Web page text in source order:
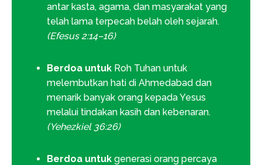
antar kasta, agama, dan masyarakat yang
telah lama terpecah belah oleh sejarah.
(Efesus 2:14–16)
Berdoa untuk Roh Tuhan untuk
melembutkan hati di Ahmedabad dan
menarik banyak orang kepada Yesus
melalui tindakan kasih dan kebenaran.
(Yehezkiel 36:26)
Berdoa untuk generasi orang percaya